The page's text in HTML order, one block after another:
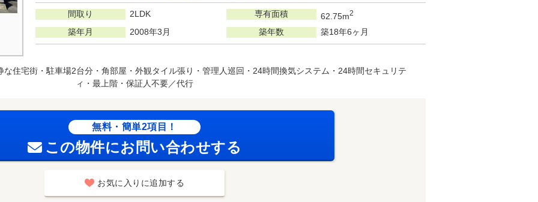
間取り 2LDK 専有面積 62.75m2
築年月 2008年3月 築年数 築18年6ヶ月
な住宅街・駐車場2台分・角部屋・外観タイル張り・管理人巡回・24時間換気システム・24時間セキュリテ
ィ・最上階・保証人不要／代行
無料・簡単2項目！
この物件にお問い合わせする
お気に入りに追加する